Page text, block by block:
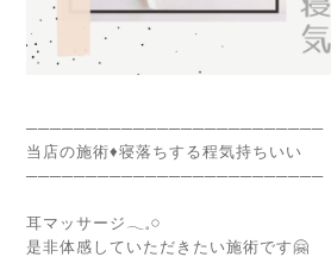
─────────────────────────
当店の施術♦︎寝落ちする程気持ちいい
─────────────────────────
耳マッサージ𓂃𓈒𓏸
是非体感していただきたい施術です🤗